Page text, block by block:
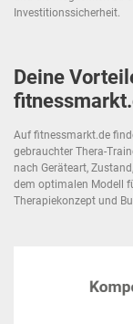
Investitionssicherheit.
Deine
Auf fitnessmarkt.de
gebrauchter Thera-
nach Geräteart,
dem optimalen Modell
Therapiekonzept und